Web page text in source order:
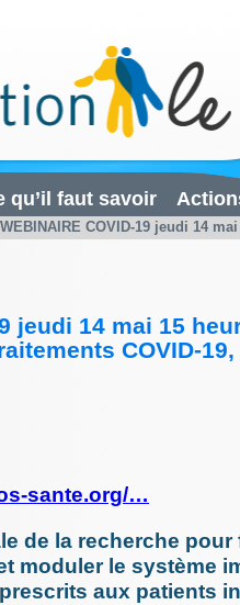
qu’il faut savoir
WEBINAIRE COVID-19 jeudi 14
jeudi 14 mai 15
COVID-
sante.org/…
de la recherche pour
moduler le système
aux patients